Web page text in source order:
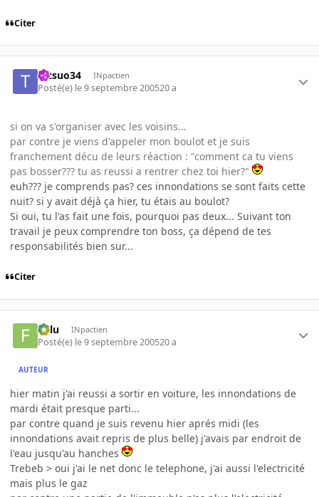
Citer
tetsuo34 INpactien
Posté(e) le 9 septembre 200520 a
si on va s'organiser avec les voisins...
par contre je viens d'appeler mon boulot et je suis
franchement décu de leurs réaction : "comment ca tu viens
pas bosser??? tu as reussi a rentrer chez toi hier?"
euh??? je comprends pas? ces innondations se sont faits cette
nuit? si y avait déjà ça hier, tu étais au boulot?
Si oui, tu l'as fait une fois, pourquoi pas deux... Suivant ton
travail je peux comprendre ton boss, ça dépend de tes
responsabilités bien sur...
Citer
Fulu INpactien
Posté(e) le 9 septembre 200520 a
AUTEUR
hier matin j'ai reussi a sortir en voiture, les innondations de
mardi était presque parti...
par contre quand je suis revenu hier aprés midi (les
innondations avait repris de plus belle) j'avais par endroit de
l'eau jusqu'au hanches
Trebeb > oui j'ai le net donc le telephone, j'ai aussi l'electricité
mais plus le gaz